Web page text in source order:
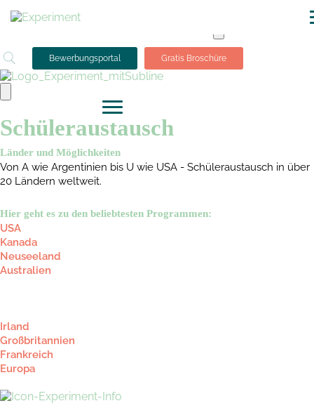
+49 228 95 72 20
Bewerbungsportal Gratis Broschüre
Schüleraustausch
Länder und Möglichkeiten
Von A wie Argentinien bis U wie USA - Schüleraustausch in über
20 Ländern weltweit.
Hier geht es zu den beliebtesten Programmen:
USA
Kanada
Neuseeland
Australien
Irland
Großbritannien
Frankreich
Europa